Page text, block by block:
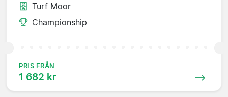
Turf Moor
Championship
PRIS FRÅN
1 682 kr